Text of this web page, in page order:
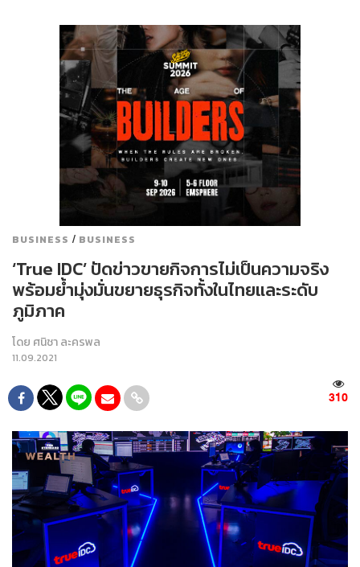
BUSINESS / BUSINESS
‘True IDC’ ปัดข่าวขายกิจการไม่เป็นความจริง
พร้อมย้ำมุ่งมั่นขยายธุรกิจทั้งในไทยและระดับ
ภูมิภาค
โดย ศนิชา ละครพล
11.09.2021
310